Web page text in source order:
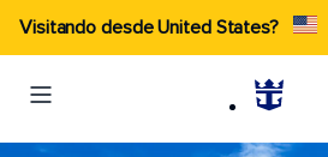
Visitando desde United States?